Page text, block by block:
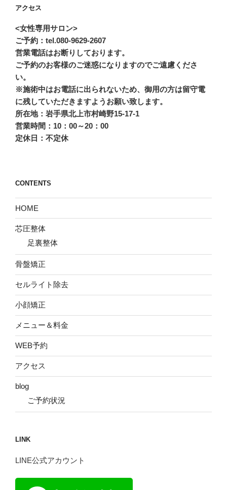
アクセス
<女性専用サロン>
ご予約：tel.080-9629-2607
営業電話はお断りしております。
ご予約のお客様のご迷惑になりますのでご遠慮くださ
い。
※施術中はお電話に出られないため、御用の方は留守電
に残していただきますようお願い致します。
所在地：岩手県北上市村崎野15-17-1
営業時間：10：00～20：00
定休日：不定休
CONTENTS
HOME
芯圧整体
足裏整体
骨盤矯正
セルライト除去
小顔矯正
メニュー＆料金
WEB予約
アクセス
blog
ご予約状況
LINK
LINE公式アカウント